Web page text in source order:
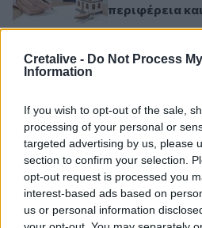
Cretalive - Do Not Process
Information
If you wish to opt-out of the sale,
processing of your personal or
targeted advertising by us, please
section to confirm your selection.
opt-out request is processed you
interest-based ads based on
us or personal information
περιφέρεια
Ροή ειδήσεων